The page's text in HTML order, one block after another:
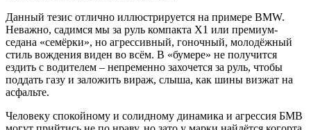
Данный тезис отлично иллюстрируется на примере BMW.
Неважно, садимся мы за руль компакта X1 или премиум-
седана «семёрки», но агрессивный, гоночный, молодёжный
стиль вождения виден во всём. В «бумере» не получится
ездить с водителем – непременно захочется за руль, чтобы
поддать газу и заложить вираж, слыша, как шины визжат на
асфальте.
Человеку спокойному и солидному динамика и агрессия БМВ